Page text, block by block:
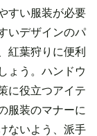
すい服装が必要
いデザインのパ
紅葉狩りに便利
ょう。ハンドウ
に役立つアイテ
服装のマナーに
ないよう、派手